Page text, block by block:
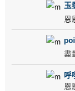
玉
恩
盡
呼
恩